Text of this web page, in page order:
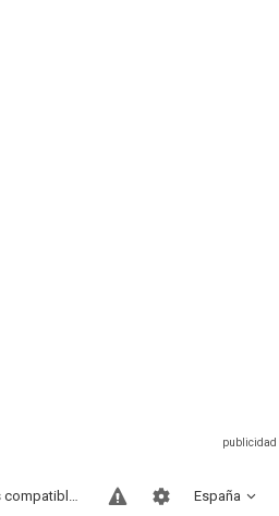
España
Sitios compatibles